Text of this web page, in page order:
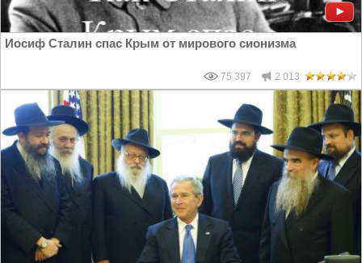
Иосиф Сталин спас Крым от мирового сионизма
75 397 2 013